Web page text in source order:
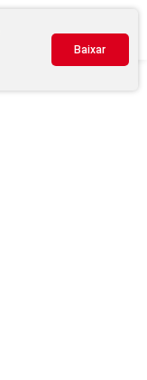
Baixar